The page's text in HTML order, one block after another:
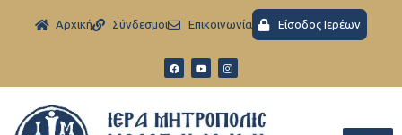
Aρχική Σύνδεσμοι Eπικοινωνία Είσοδος Ιερέων